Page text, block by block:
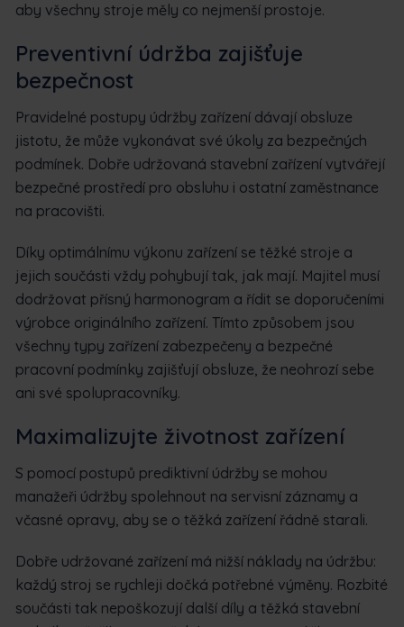
aby všechny stroje měly co nejmenší prostoje.
Preventivní údržba zajišťuje
bezpečnost
Pravidelné postupy údržby zařízení dávají obsluze
jistotu, že může vykonávat své úkoly za bezpečných
podmínek. Dobře udržovaná stavební zařízení vytvářejí
bezpečné prostředí pro obsluhu i ostatní zaměstnance
na pracovišti.
Díky optimálnímu výkonu zařízení se těžké stroje a
jejich součásti vždy pohybují tak, jak mají. Majitel musí
dodržovat přísný harmonogram a řídit se doporučeními
výrobce originálního zařízení. Tímto způsobem jsou
všechny typy zařízení zabezpečeny a bezpečné
pracovní podmínky zajišťují obsluze, že neohrozí sebe
ani své spolupracovníky.
Maximalizujte životnost zařízení
S pomocí postupů prediktivní údržby se mohou
manažeři údržby spolehnout na servisní záznamy a
včasné opravy, aby se o těžká zařízení řádně starali.
Dobře udržované zařízení má nižší náklady na údržbu:
každý stroj se rychleji dočká potřebné výměny. Rozbité
součásti tak nepoškozují další díly a těžká stavební